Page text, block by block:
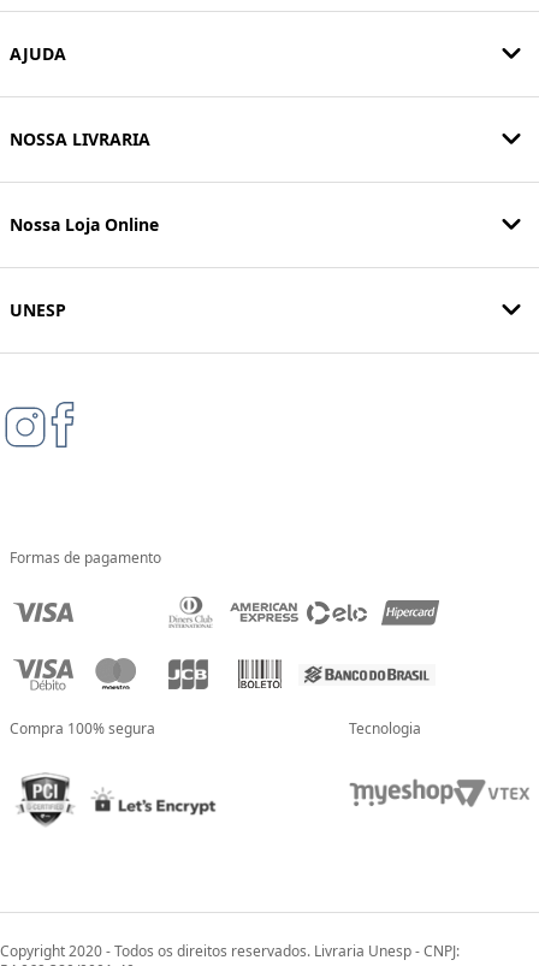
AJUDA
NOSSA LIVRARIA
Nossa Loja Online
UNESP
Formas de pagamento
Compra 100% segura Tecnologia
Copyright 2020 - Todos os direitos reservados. Livraria Unesp - CNPJ: